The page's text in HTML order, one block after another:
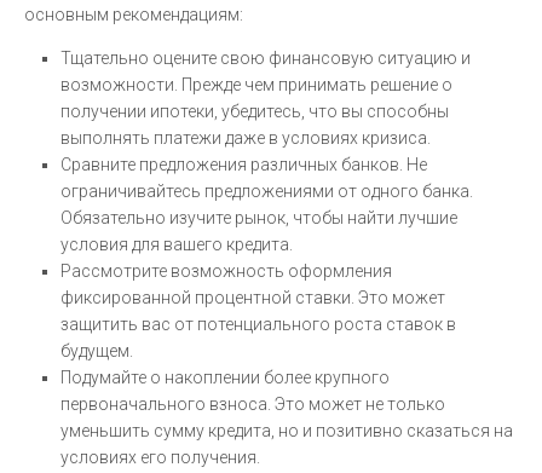
основным рекомендациям:
Тщательно оцените свою финансовую ситуацию и
возможности. Прежде чем принимать решение о
получении ипотеки, убедитесь, что вы способны
выполнять платежи даже в условиях кризиса.
Сравните предложения различных банков. Не
ограничивайтесь предложениями от одного банка.
Обязательно изучите рынок, чтобы найти лучшие
условия для вашего кредита.
Рассмотрите возможность оформления
фиксированной процентной ставки. Это может
защитить вас от потенциального роста ставок в
будущем.
Подумайте о накоплении более крупного
первоначального взноса. Это может не только
уменьшить сумму кредита, но и позитивно сказаться на
условиях его получения.